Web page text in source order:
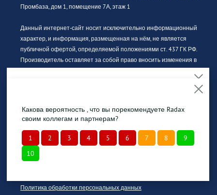
Промбаза, дом 1, помещение 7А, этаж 1
Данный интернет-сайт носит исключительно информационный
характер, и информация, размещенная на нём, не является
публичной офертой, определяемой положениями ст. 437 ГК РФ.
Производитель оставляет за собой право вносить изменения в
Изображение продукции может отличаться от фактического вида.
Интерьерные иллюстрации и примеры использования
оборудования являются вариантами эксплуатации. Просим
внимательно знакомиться с техническими характеристиками
оборудования.
Политика обработки персональных данных
сделать Вашу работу максимально удобной.
Продолжая использовать сайт, Вы даете
Согласен
Какова вероятность , что вы порекомендуете Radax
своим коллегам и партнерам?
1 2 3 4 5 6 7 8
9
10